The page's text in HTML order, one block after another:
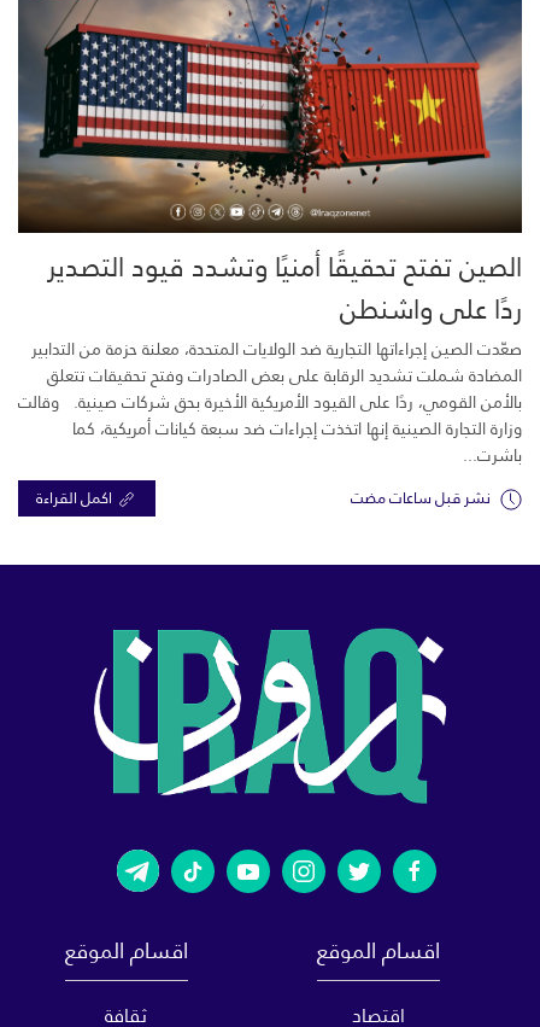
الصين تفتح تحقيقًا أمنيًا وتشدد قيود التصدير
ردًا على واشنطن
صعّدت الصين إجراءاتها التجارية ضد الولايات المتحدة، معلنة حزمة من التدابير
المضادة شملت تشديد الرقابة على بعض الصادرات وفتح تحقيقات تتعلق
بالأمن القومي، ردًا على القيود الأمريكية الأخيرة بحق شركات صينية. وقالت
وزارة التجارة الصينية إنها اتخذت إجراءات ضد سبعة كيانات أمريكية، كما
باشرت...
نشر قبل ساعات مضت اكمل القراءة
اقسام الموقع
اقتصاد
اقسام الموقع
ثقافة